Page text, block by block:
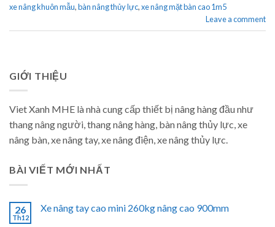
xe nâng khuôn mẫu,bàn nâng thủy lực,xe nâng mặt bàn cao 1m5
Leave a comment
GIỚI THIỆU
Viet Xanh MHE là nhà cung cấp thiết bị nâng hàng đầu như
thang nâng người, thang nâng hàng, bàn nâng thủy lực, xe
nâng bàn, xe nâng tay, xe nâng điện, xe nâng thủy lực.
BÀI VIẾT MỚI NHẤT
26
Th12
Xe nâng tay cao mini 260kg nâng cao 900mm